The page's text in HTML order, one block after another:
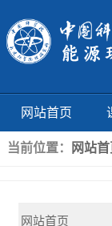
网站首页
当前位置： 网站首
网站首页